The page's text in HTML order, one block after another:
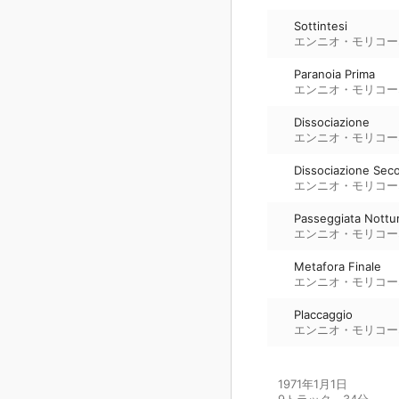
Sottintesi
エンニオ・モリコ
Paranoia Prima
エンニオ・モリコ
Dissociazione
エンニオ・モリコ
Dissociazione
エンニオ・モリコ
Passeggiata
エンニオ・モリコ
Metafora Finale
エンニオ・モリコ
Placcaggio
エンニオ・モリコ
1971年1月1日